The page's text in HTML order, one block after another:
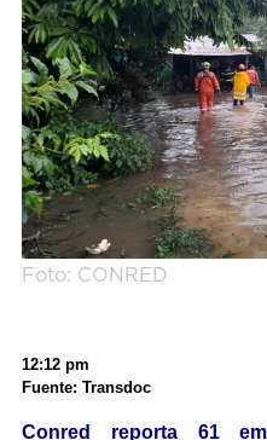
Foto: CONRED
12:12 pm
Fuente: Transdoc
Conred reporta 61